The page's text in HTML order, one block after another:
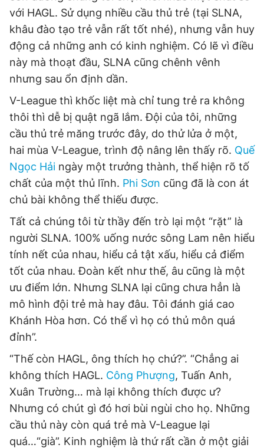
với HAGL. Sử dụng nhiều cầu thủ trẻ (tại SLNA,
khâu đào tạo trẻ vẫn rất tốt nhé), nhưng vẫn huy
động cả những anh có kinh nghiệm. Có lẽ vì điều
này mà thoạt đầu, SLNA cũng chênh vênh
nhưng sau ổn định dần.
V-League thì khốc liệt mà chỉ tung trẻ ra không
thôi thì dễ bị quật ngã lắm. Đội của tôi, những
cầu thủ trẻ măng trước đây, do thử lửa ở một,
hai mùa V-League, trình độ nâng lên thấy rõ. Quế
Ngọc Hải ngày một trưởng thành, thể hiện rõ tố
chất của một thủ lĩnh. Phi Sơn cũng đã là con át
chủ bài không thể thiếu được.
Tất cả chúng tôi từ thầy đến trò lại một “rặt” là
người SLNA. 100% uống nước sông Lam nên hiểu
tính nết của nhau, hiểu cả tật xấu, hiểu cả điểm
tốt của nhau. Đoàn kết như thế, âu cũng là một
ưu điểm lớn. Nhưng SLNA lại cũng chưa hẳn là
mô hình đội trẻ mà hay đâu. Tôi đánh giá cao
Khánh Hòa hơn. Có thể vì họ có thủ môn quá
đỉnh”.
“Thế còn HAGL, ông thích họ chứ?”. “Chẳng ai
không thích HAGL. Công Phượng, Tuấn Anh,
Xuân Trường… mà lại không thích được ư?
Nhưng có chút gì đó hơi bùi ngùi cho họ. Những
cầu thủ này còn quá trẻ mà V-League lại
quá…“già”. Kinh nghiệm là thứ rất cần ở một giải